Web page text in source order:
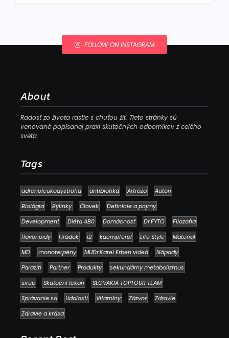
FOLLOW ON INSTAGRAM
About
Radosť zo života rastie s chuťou žiť. Tieto stránky sú
venované popísanej praxi skutočných odborníkov z celého
sveta.
Tags
adrenoleukodystrofia antibiotiká Artróza
Autori
Biológia
Bylinky Človek
Definície a pojmy
Development
Diéta AB0 Domácnosť Dr.FYTO
Filozofia
flavonoidy
Hrádok i2 kaempferol Life Style
Materiál
MD
monoterpény MUDr.Karel Erben videá
Nápady
Paraziti
Partner Produkty
sekundárny metabolizmus
sirup
Skutoční lekári
SLOVAKIA TOPTOUR TEAM
Správanie sa
Udalosti Vitamíny Zázvor
Zdravie
Zdravie a krása